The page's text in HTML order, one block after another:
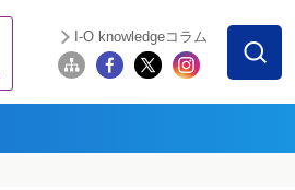
I-O knowledgeコラム